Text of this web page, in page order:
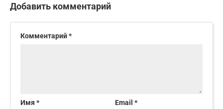
Добавить комментарий
Комментарий*
Имя * Email*